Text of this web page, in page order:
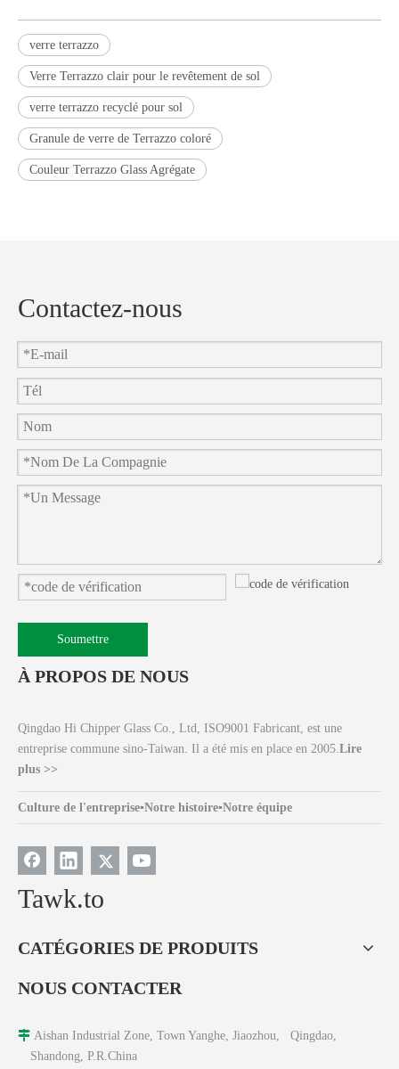
verre terrazzo
Verre Terrazzo clair pour le revêtement de sol
verre terrazzo recyclé pour sol
Granule de verre de Terrazzo coloré
Couleur Terrazzo Glass Agrégate
Contactez-nous
Soumettre
À PROPOS DE NOUS
Qingdao Hi Chipper Glass Co., Ltd, ISO9001 Fabricant, est une
entreprise commune sino-Taiwan. Il a été mis en place en 2005.Lire
plus >>
Culture de l'entreprise▪Notre histoire▪Notre équipe
Tawk.to
CATÉGORIES DE PRODUITS
NOUS CONTACTER
 Aishan Industrial Zone, Town Yanghe, Jiaozhou, Qingdao,
Shandong, P.R.China